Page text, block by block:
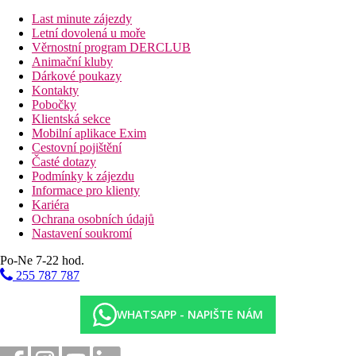
53 km
Vzdálenost od nejbližšího letiště
Fotogalerie
Last minute zájezdy
Letní dovolená u moře
Věrnostní program DERCLUB
Animační kluby
Dárkové poukazy
Kontakty
Pobočky
Klientská sekce
Mobilní aplikace Exim
Cestovní pojištění
Časté dotazy
Podmínky k zájezdu
Informace pro klienty
Kariéra
Ochrana osobních údajů
Nastavení soukromí
Po-Ne 7-22 hod.
255 787 787
WHATSAPP - NAPIŠTE NÁM